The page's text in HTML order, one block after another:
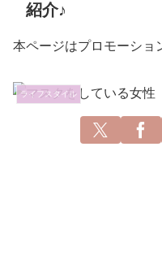
紹介♪
本ページはプロモーショ
ライフスタイル